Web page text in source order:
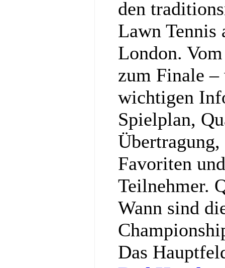
den
Lawn Tennis
London.
zum Finale
wichtigen
Spielplan,
Favoriten
Teilnehmer.
Wann sind
Das